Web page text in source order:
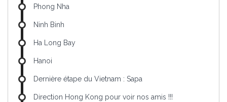
Phong Nha
Ninh Binh
Ha Long Bay
Hanoi
Dernière étape du Vietnam : Sapa
Direction Hong Kong pour voir nos amis !!!